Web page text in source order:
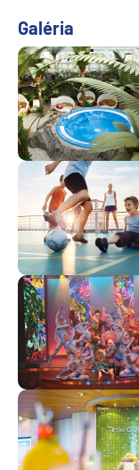
Galéria